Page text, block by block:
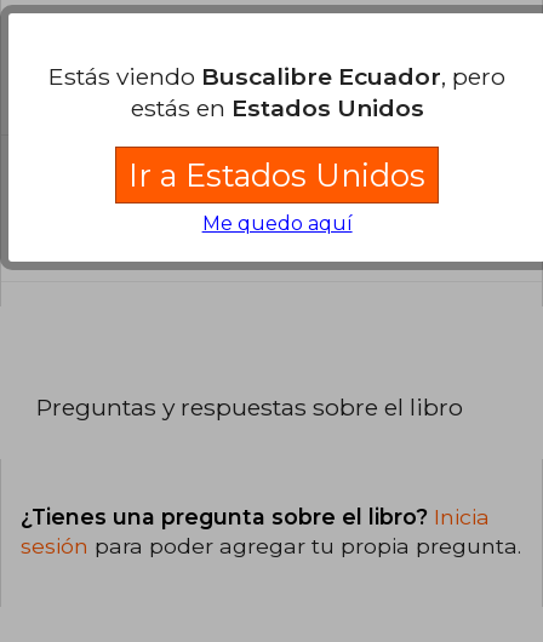
El libro está escrito en Español.
¿Cuál es la encuadernación de este libro?
La encuadernación de esta edición es Tapa
Preguntas y respuestas sobre el libro
¿Tienes una pregunta sobre el libro? Inicia
sesión para poder agregar tu propia pregunta.
Estás viendo Buscalibre Ecuador, pero
estás en Estados Unidos
Ir a Estados Unidos
Me quedo aquí